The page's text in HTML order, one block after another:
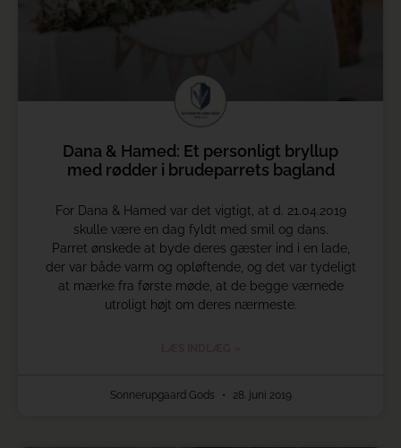
Dana & Hamed: Et personligt bryllup
med rødder i brudeparrets bagland
For Dana & Hamed var det vigtigt, at d. 21.04.2019
skulle være en dag fyldt med smil og dans.
Parret ønskede at byde deres gæster ind i en lade,
der var både varm og opløftende, og det var tydeligt
at mærke fra første møde, at de begge værnede
utroligt højt om deres nærmeste.
Sonnerupgaard Gods 28. juni 2019